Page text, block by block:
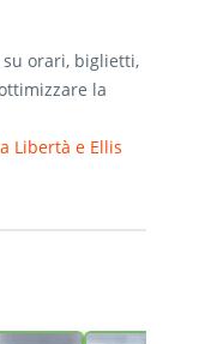
orari, biglietti,
la
Libertà e Ellis